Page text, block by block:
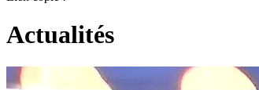
Actualités